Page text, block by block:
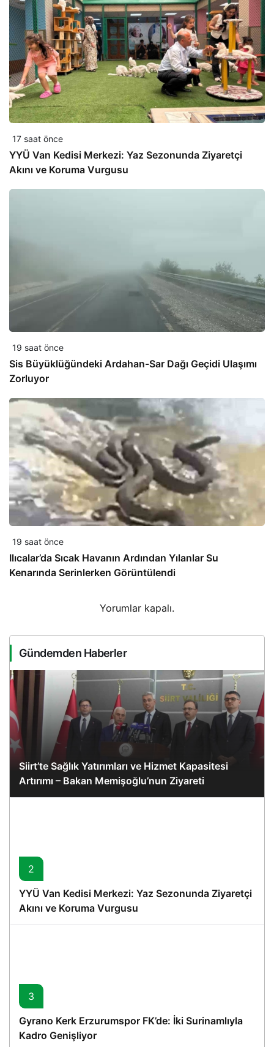
17 saat önce
YYÜ Van Kedisi Merkezi: Yaz Sezonunda Ziyaretçi
Akını ve Koruma Vurgusu
19 saat önce
Sis Büyüklüğündeki Ardahan-Sar Dağı Geçidi Ulaşımı
Zorluyor
19 saat önce
Ilıcalar’da Sıcak Havanın Ardından Yılanlar Su
Kenarında Serinlerken Görüntülendi
Yorumlar kapalı.
Gündemden Haberler
Siirt’te Sağlık Yatırımları ve Hizmet Kapasitesi
Artırımı – Bakan Memişoğlu’nun Ziyareti
2
YYÜ Van Kedisi Merkezi: Yaz Sezonunda Ziyaretçi
Akını ve Koruma Vurgusu
3
Gyrano Kerk Erzurumspor FK’de: İki Surinamlıyla
Kadro Genişliyor